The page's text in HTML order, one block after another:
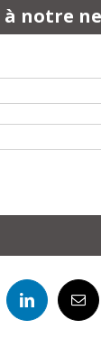
à notre